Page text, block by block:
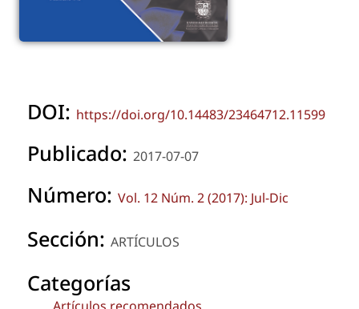
DOI: https://doi.org/10.14483/23464712.11599
Publicado: 2017-07-07
Número: Vol. 12 Núm. 2 (2017): Jul-Dic
Sección: ARTÍCULOS
Categorías